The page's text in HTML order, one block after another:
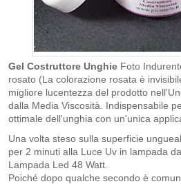
Gel Costruttore Unghie Foto
rosato (La colorazione rosata è
migliore lucentezza del prodotto
dalla Media Viscosità. Indispensabile
ottimale dell'unghia con un'unica
Una volta steso sulla superficie
per 2 minuti alla Luce Uv in lampada
Lampada Led 48 Watt.
Poiché dopo qualche secondo è